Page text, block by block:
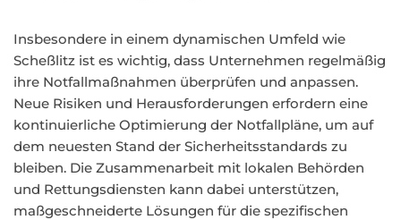
Insbesondere in einem dynamischen Umfeld wie
Scheßlitz ist es wichtig, dass Unternehmen regelmäßig
ihre Notfallmaßnahmen überprüfen und anpassen.
Neue Risiken und Herausforderungen erfordern eine
kontinuierliche Optimierung der Notfallpläne, um auf
dem neuesten Stand der Sicherheitsstandards zu
bleiben. Die Zusammenarbeit mit lokalen Behörden
und Rettungsdiensten kann dabei unterstützen,
maßgeschneiderte Lösungen für die spezifischen